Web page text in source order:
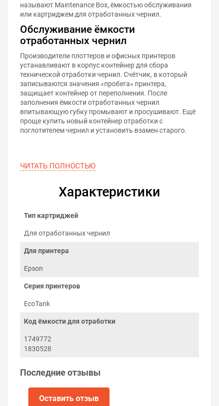
называют Maintenance Box, ёмкостью обслуживания
или картриджем для отработанных чернил.
Обслуживание ёмкости
отработанных чернил
Производители плоттеров и офисных принтеров
устанавливают в корпус контейнер для сбора
технической отработки чернил. Счётчик, в который
записываются значения «пробега» принтера,
защищает контейнер от переполнения. После
заполнения ёмкости отработанных чернил
впитывающую губку промывают и просушивают. Ещё
проще купить новый контейнер отработки с
поглотителем чернил и установить взамен старого.
Как заменить контейнер для
EcoTank ET-2714
Заменить ёмкость отработанных чернил можно
самостоятельно:
Выкрутите винт с задней стороны принтера.
Выкрутите винт внизу ёмкости отработки.
ЧИТАТЬ ПОЛНОСТЬЮ
Характеристики
Тип картриджей
Для отработанных чернил
Для принтера
Epson
Серия принтеров
EcoTank
Код ёмкости для отработки
1749772
1830528
Последние отзывы
Оставить отзыв